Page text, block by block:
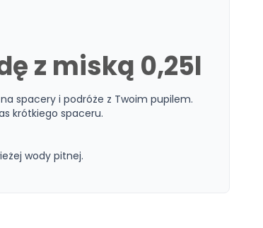
z miską 0,25l
spacery i podróże z Twoim pupilem.
krótkiego spaceru.
wody pitnej.